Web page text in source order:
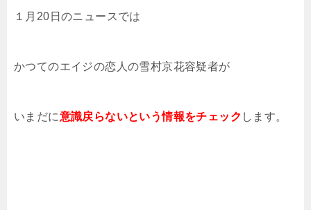
１月20日のニュースでは
かつてのエイジの恋人の雪村京花容疑者が
いまだに意識戻らないという情報をチェック します。